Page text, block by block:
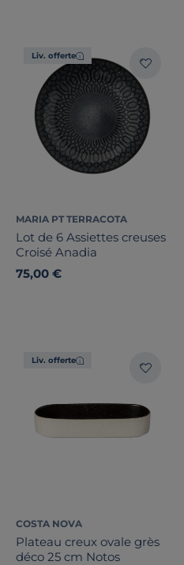
Liv. offerte
MARIA PT TERRACOTA
Lot de 6 Assiettes creuses
Croisé Anadia
75,00 €
Liv. offerte
COSTA NOVA
Plateau creux ovale grès
déco 25 cm Notos